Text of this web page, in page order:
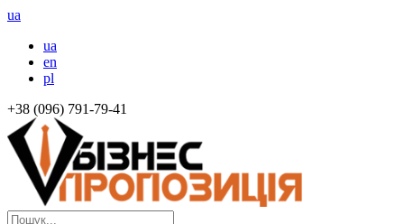
ua
ua
en
pl
+38 (096) 791-79-41